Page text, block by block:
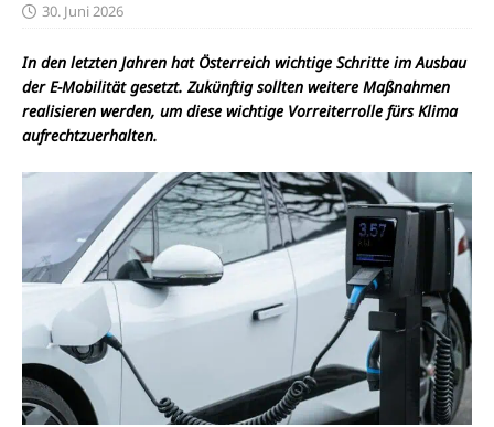
30. Juni 2026
In den letzten Jahren hat Österreich wichtige Schritte im Ausbau
der E-Mobilität gesetzt. Zukünftig sollten weitere Maßnahmen
realisieren werden, um diese wichtige Vorreiterrolle fürs Klima
aufrechtzuerhalten.